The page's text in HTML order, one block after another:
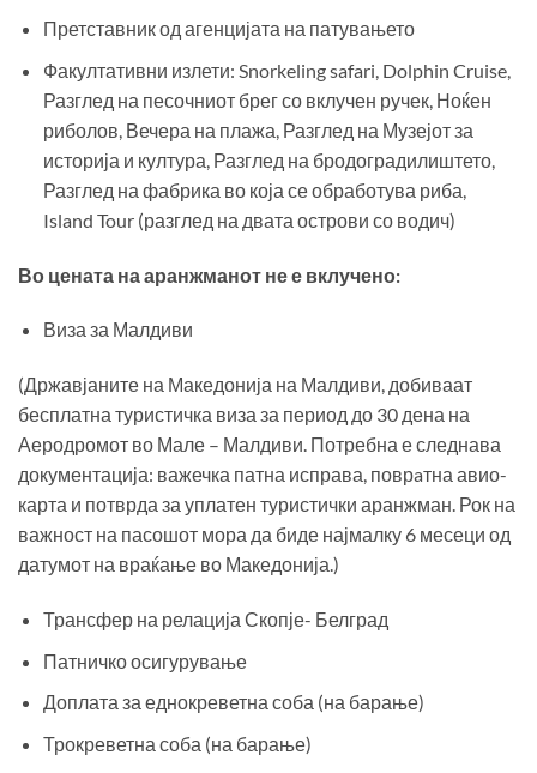
Претставник од агенцијата на патувањето
Факултативни излети: Snorkeling safari, Dolphin Cruise,
Разглед на песочниот брег со вклучен ручек, Ноќен
риболов, Вечера на плажа, Разглед на Музејот за
историја и култура, Разглед на бродоградилиштето,
Разглед на фабрика во која се обработува риба,
Island Tour (разглед на двата острови со водич)
Во цената на аранжманот не е вклучено:
Виза за Малдиви
(Државјаните на Македонија на Малдиви, добиваат
бесплатна туристичка виза за период до 30 дена на
Аеродромот во Мале – Малдиви. Потребна е следнава
документација: важечка патна исправа, поврaтна авио-
карта и потврда за уплатен туристички аранжман. Рок на
важност на пасошот мора да биде најмалку 6 месеци од
датумот на враќање во Македонија.)
Трансфер на релација Скопје- Белград
Патничко осигурување
Доплата за еднокреветна соба (на барање)
Трокреветна соба (на барање)